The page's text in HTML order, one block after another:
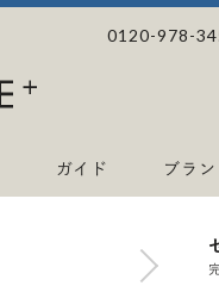
0120-978-
ガイド ブラン